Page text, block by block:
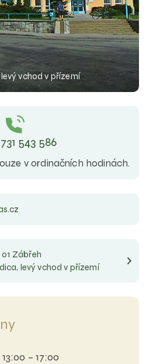
vchod v přízemí
543 586
v ordinačních hodinách.
01 Zábřeh
levý vchod v přízemí
– 17:00